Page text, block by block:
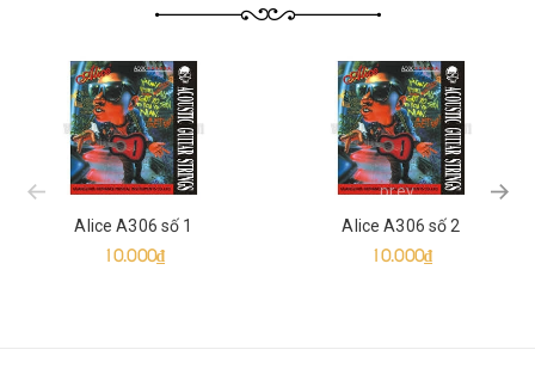
Alice A306 số 1
10.000₫
Alice A306 số 2
10.000₫
prev